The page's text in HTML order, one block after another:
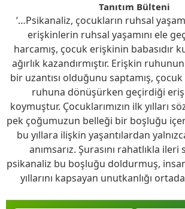
Tanıtım Bülteni
‘…Psikanaliz, çocukların ruhsal
erişkinlerin ruhsal yaşamını ele
harcamış, çocuk erişkinin babasıdır
ağırlık kazandırmıştır. Erişkin
bir uzantısı olduğunu saptamış,
ruhuna dönüşürken geçirdiği
koymuştur. Çocuklarımızın ilk yılları
pek çoğumuzun belleği bir boşluğu
bu yıllara ilişkin yaşantılardan
anımsarız. Şurasını rahatlıkla
psikanaliz bu boşluğu doldurmuş,
yıllarını kapsayan unutkanlığı